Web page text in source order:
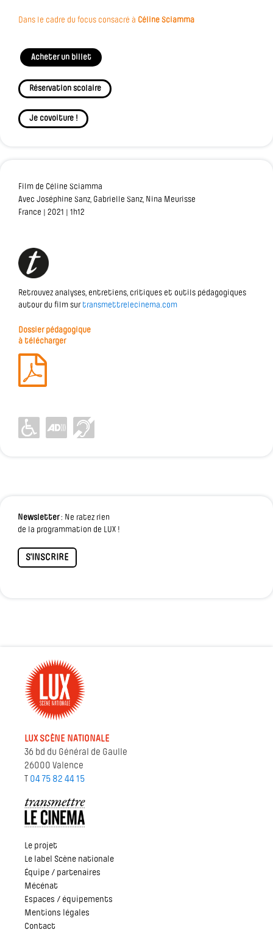
Dans le cadre du focus consacré à Céline Sciamma
Acheter un billet
Réservation scolaire
Je covoiture !
Film de Céline Sciamma
Avec Joséphine Sanz, Gabrielle Sanz, Nina Meurisse
France | 2021 | 1h12
Retrouvez analyses, entretiens, critiques et outils pédagogiques
autour du film sur transmettrelecinema.com
Dossier pédagogique
à télécharger
Newsletter: Ne ratez rien
de la programmation de LUX !
S'INSCRIRE
LUX SCÈNE NATIONALE
36 bd du Général de Gaulle
26000 Valence
T 04 75 82 44 15
Le projet
Le label Scène nationale
Équipe / partenaires
Mécénat
Espaces / équipements
Mentions légales
Contact